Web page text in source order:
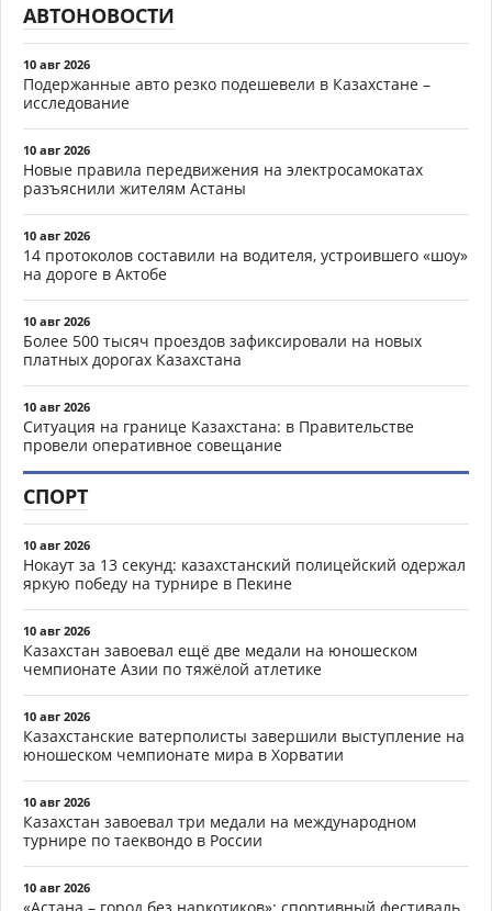
АВТОНОВОСТИ
10 авг 2026
Подержанные авто резко подешевели в Казахстане –
исследование
10 авг 2026
Новые правила передвижения на электросамокатах
разъяснили жителям Астаны
10 авг 2026
14 протоколов составили на водителя, устроившего «шоу»
на дороге в Актобе
10 авг 2026
Более 500 тысяч проездов зафиксировали на новых
платных дорогах Казахстана
10 авг 2026
Ситуация на границе Казахстана: в Правительстве
провели оперативное совещание
СПОРТ
10 авг 2026
Нокаут за 13 секунд: казахстанский полицейский одержал
яркую победу на турнире в Пекине
10 авг 2026
Казахстан завоевал ещё две медали на юношеском
чемпионате Азии по тяжёлой атлетике
10 авг 2026
Казахстанские ватерполисты завершили выступление на
юношеском чемпионате мира в Хорватии
10 авг 2026
Казахстан завоевал три медали на международном
турнире по таеквондо в России
10 авг 2026
«Астана – город без наркотиков»: спортивный фестиваль